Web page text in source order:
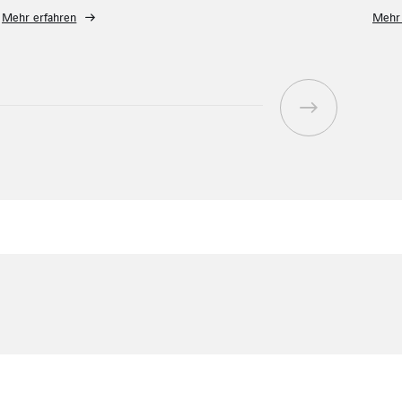
Mehr erfahren